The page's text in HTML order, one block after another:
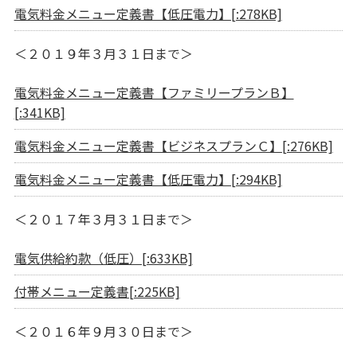
電気料金メニュー定義書【低圧電力】[:278KB]
＜２０１９年３月３１日まで＞
電気料金メニュー定義書【ファミリープランＢ】
[:341KB]
電気料金メニュー定義書【ビジネスプランＣ】[:276KB]
電気料金メニュー定義書【低圧電力】[:294KB]
＜２０１７年３月３１日まで＞
電気供給約款（低圧）[:633KB]
付帯メニュー定義書[:225KB]
＜２０１６年９月３０日まで＞